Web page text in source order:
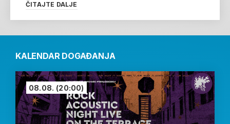
ČITAJTE DALJE
KALENDAR DOGAĐANJA
08.08. (20:00)